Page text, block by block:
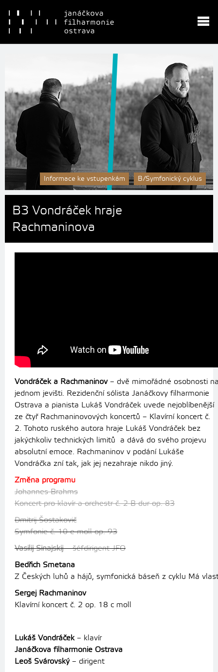
Informace ke vstupenkám B/Symfonický cyklus
B3 Vondráček hraje
Rachmaninova
Vondráček a Rachmaninov– dvě mimořádné osobnosti
jednom jevišti. Rezidenční sólista Janáčkovy filharmonie
Ostrava a pianista Lukáš Vondráček uvede nejoblíbenější
ze čtyř Rachmaninovových koncertů – Klavírní koncert č.
2. Tohoto ruského autora hraje Lukáš Vondráček bez
jakýchkoliv technických limitů a dává do svého projevu
absolutní emoce. Rachmaninov v podání Lukáše
Vondráčka zní tak, jak jej nezahraje nikdo jiný.
Změna programu
Johannes Brahms
Koncert pro klavír a orchestr č. 2 B dur op. 83
Dmitrij Šostakovič
Symfonie č. 10 e moll op. 93
Vasilij Sinajskij– šéfdirigent JFO
Bedřich Smetana
Z Českých luhů a hájů, symfonická báseň z cyklu Má
Sergej Rachmaninov
Klavírní koncert č. 2 op. 18 c moll
Lukáš Vondráček– klavír
Janáčkova filharmonie Ostrava
Leoš Svárovský– dirigent